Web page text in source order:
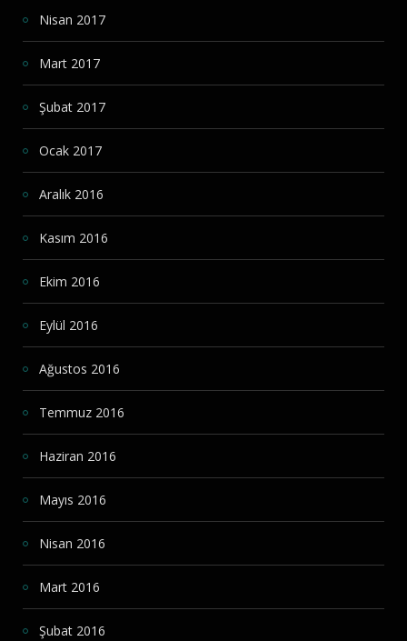
Nisan 2017
Mart 2017
Şubat 2017
Ocak 2017
Aralık 2016
Kasım 2016
Ekim 2016
Eylül 2016
Ağustos 2016
Temmuz 2016
Haziran 2016
Mayıs 2016
Nisan 2016
Mart 2016
Şubat 2016